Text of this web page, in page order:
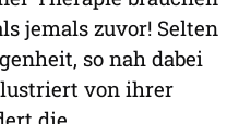
jemals zuvor! Selten
so nah dabei
von ihrer